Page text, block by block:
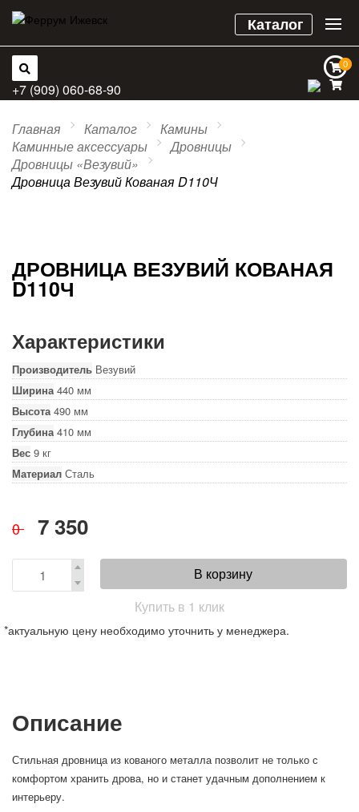
Каталог
0
0
+7 (909) 060-68-90
Главная Каталог
Камины
Каминные аксессуары
Дровницы
Дровницы «Везувий»
Дровница Везувий Кованая D110Ч
ДРОВНИЦА ВЕЗУВИЙ КОВАНАЯ
D110Ч
Характеристики
Производитель Везувий
Ширина 440 мм
Высота 490 мм
Глубина 410 мм
Вес 9 кг
Материал Сталь
0 7 350
В корзину
Купить в 1 клик
*актуальную цену необходимо уточнить у менеджера.
Описание
Стильная дровница из кованого металла позволит не только с
комфортом хранить дрова, но и станет удачным дополнением к
интерьеру.